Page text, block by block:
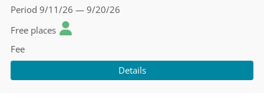
Period 9/11/26 — 9/20/26
Free places
Fee
Details